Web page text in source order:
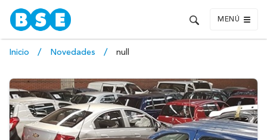
MENÚ
Inicio Novedades null